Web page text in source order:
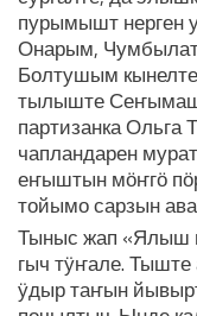
пурымышт нерген
Онарым,
Болтушым
тылыште
партизанка
чапландарен
еҥыштын мӧҥгӧ
тойымо сарзын
Тыныс жап «Ялыш
гыч тӱҥале.
ӱдыр таҥын